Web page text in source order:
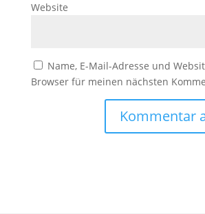
Website
Name, E-Mail-Adresse und
Browser für meinen nächsten